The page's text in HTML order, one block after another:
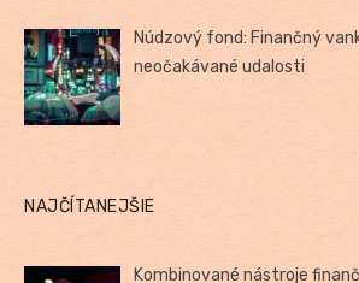
Núdzový fond: Finančný
neočakávané udalosti
NAJČÍTANEJŠIE
Kombinované nástroje